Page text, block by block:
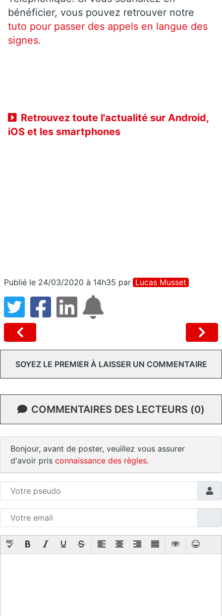
bénéficier, vous pouvez retrouver notre
tuto pour passer des appels en langue des
signes.
Retrouvez toute l'actualité sur Android,
iOS et les smartphones
Publié le 24/03/2020 à 14h35 par Lucas Musset
SOYEZ LE PREMIER À LAISSER UN COMMENTAIRE
COMMENTAIRES DES LECTEURS (0)
Bonjour, avant de poster, veuillez vous assurer
d'avoir pris connaissance des règles.